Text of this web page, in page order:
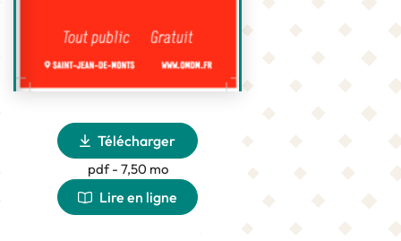
Télécharger
pdf - 7,50 mo
Lire en ligne